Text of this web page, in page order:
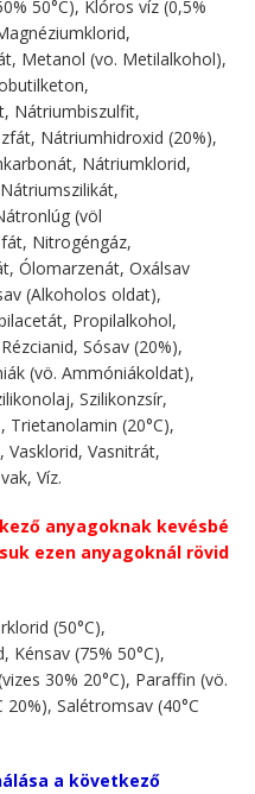
50°C), Klóros víz (0,5%
Metanol (vo. Metilalkohol),
Nátriumbiszulfit,
Nátriumhidroxid (20%),
Nátriumklorid,
(völ
Nitrogéngáz,
Ólomarzenát, Oxálsav
(Alkoholos oldat),
Propilalkohol,
Sósav (20%),
(vö. Ammóniákoldat),
Szilikonzsír,
Trietanolamin (20°C),
Vasklorid, Vasnitrát,
Víz.
anyagoknak kevésbé
ezen anyagoknál rövid
(50°C),
Kénsav (75% 50°C),
30% 20°C), Paraffin (vö.
Salétromsav (40°C
a következő